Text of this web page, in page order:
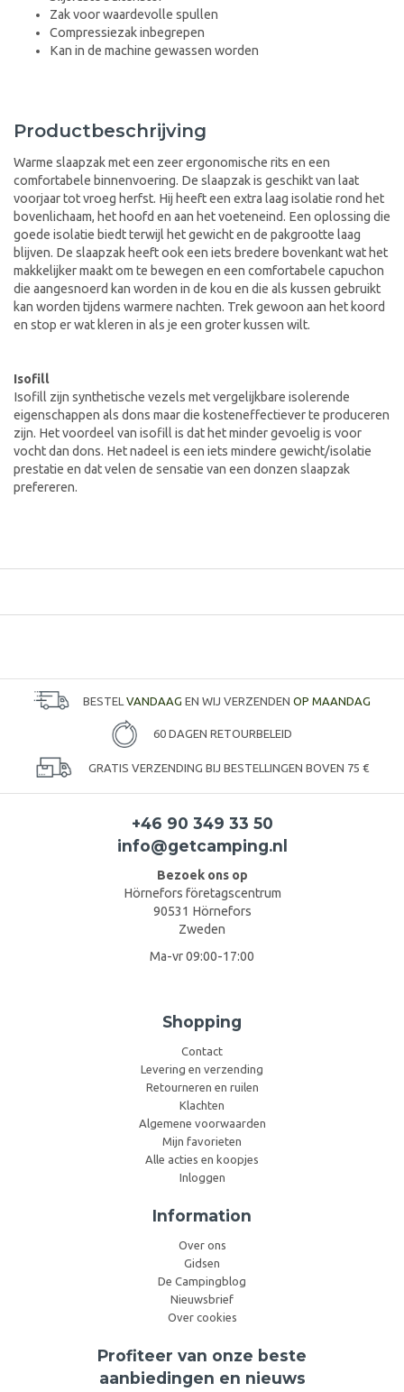
Zak voor waardevolle spullen
Compressiezak inbegrepen
Kan in de machine gewassen worden
Productbeschrijving
Warme slaapzak met een zeer ergonomische rits en een
comfortabele binnenvoering. De slaapzak is geschikt van laat
voorjaar tot vroeg herfst. Hij heeft een extra laag isolatie rond het
bovenlichaam, het hoofd en aan het voeteneind. Een oplossing die
goede isolatie biedt terwijl het gewicht en de pakgrootte laag
blijven. De slaapzak heeft ook een iets bredere bovenkant wat het
makkelijker maakt om te bewegen en een comfortabele capuchon
die aangesnoerd kan worden in de kou en die als kussen gebruikt
kan worden tijdens warmere nachten. Trek gewoon aan het koord
en stop er wat kleren in als je een groter kussen wilt.
Isofill
Isofill zijn synthetische vezels met vergelijkbare isolerende
eigenschappen als dons maar die kosteneffectiever te produceren
zijn. Het voordeel van isofill is dat het minder gevoelig is voor
vocht dan dons. Het nadeel is een iets mindere gewicht/isolatie
prestatie en dat velen de sensatie van een donzen slaapzak
prefereren.
BESTEL VANDAAG EN WIJ VERZENDEN OP MAANDAG
60 DAGEN RETOURBELEID
GRATIS VERZENDING BIJ BESTELLINGEN BOVEN 75 €
+46 90 349 33 50
info@getcamping.nl
Bezoek ons op
Hörnefors företagscentrum
90531 Hörnefors
Zweden
Ma-vr 09:00-17:00
Shopping
Contact
Levering en verzending
Retourneren en ruilen
Klachten
Algemene voorwaarden
Mijn favorieten
Alle acties en koopjes
Inloggen
Information
Over ons
Gidsen
De Campingblog
Nieuwsbrief
Over cookies
Profiteer van onze beste
aanbiedingen en nieuws